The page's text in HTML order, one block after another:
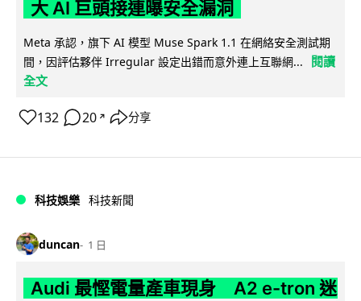
大 AI 巨頭接連曝安全漏洞
Meta 承認，旗下 AI 模型 Muse Spark 1.1 在網絡安全測試期
間，因評估夥伴 Irregular 設定出錯而意外連上互聯網...
閱讀
全文
132 20 ↗ 分享
科技娛樂 科技新聞
duncan 1 日
Audi 最慳電量產車現身 A2 e-tron 迷